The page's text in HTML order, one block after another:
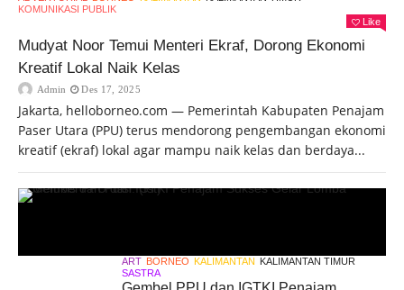
KOMUNIKASI PUBLIK
Like
Mudyat Noor Temui Menteri Ekraf, Dorong Ekonomi
Kreatif Lokal Naik Kelas
Admin Des 17, 2025
Jakarta, helloborneo.com — Pemerintah Kabupaten Penajam
Paser Utara (PPU) terus mendorong pengembangan ekonomi
kreatif (ekraf) lokal agar mampu naik kelas dan berdaya...
ART BORNEO KALIMANTAN KALIMANTAN TIMUR
SASTRA